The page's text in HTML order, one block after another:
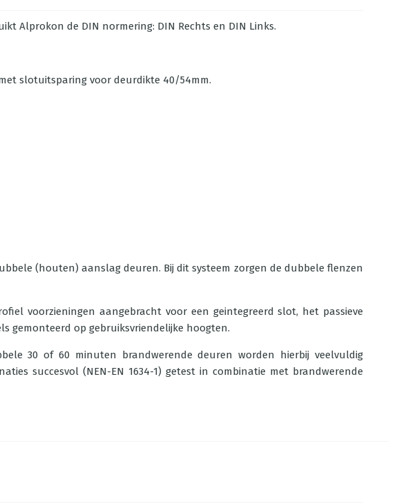
Alprokon de DIN normering: DIN Rechts en DIN Links.
slotuitsparing voor deurdikte 40/54mm.
(houten) aanslag deuren. Bij dit systeem zorgen de dubbele flenzen
voorzieningen aangebracht voor een geintegreerd slot, het passieve
gemonteerd op gebruiksvriendelijke hoogten.
30 of 60 minuten brandwerende deuren worden hierbij veelvuldig
succesvol (NEN-EN 1634-1) getest in combinatie met brandwerende